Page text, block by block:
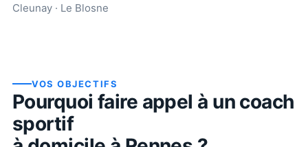
Cleunay · Le Blosne
VOS OBJECTIFS
Pourquoi faire appel à un coach
sportif